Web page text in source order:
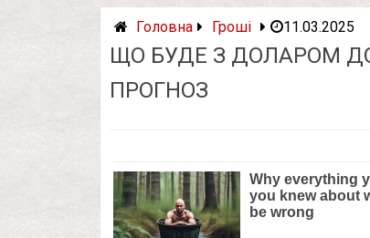
Головна Гроші 11.03.2025
ЩО БУДЕ З ДОЛАРОМ ДО
ПРОГНОЗ